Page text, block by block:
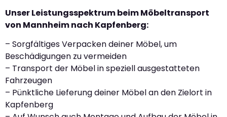
Unser Leistungsspektrum beim Möbeltransport
von Mannheim nach Kapfenberg:
– Sorgfältiges Verpacken deiner Möbel, um
Beschädigungen zu vermeiden
– Transport der Möbel in speziell ausgestatteten
Fahrzeugen
– Pünktliche Lieferung deiner Möbel an den Zielort in
Kapfenberg